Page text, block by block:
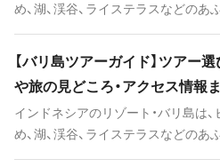
旅や子供連れにも最適です。 ツアー
から、サイパンの基本情報、地上の楽
魅力をご紹介します。
め、湖、渓谷、ライステラスなどのあ
が広がります。 また、バリ人の約9割
ヒンドゥー教の数ある寺院やケチャ
るバリ舞踊も見応えがある、小さい
詰まった島で心身ともにリチャージ
気なのも納得です。抑えておきたい
メ、意外と知らなかった穴場スポッ
【バリ島ツアーガイド】ツアー
や旅の見どころ・アクセス情報ま
インドネシアのリゾート・バリ島は
め、湖、渓谷、ライステラスなどのあ